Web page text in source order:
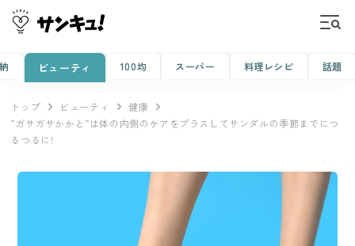
ビューティ 100均 スーパー 料理レシピ 話題
トップ ビューティ
健康
”ガサガサかかと”は体の内側のケアをプラスしてサンダルの季節までにつ
るつるに!